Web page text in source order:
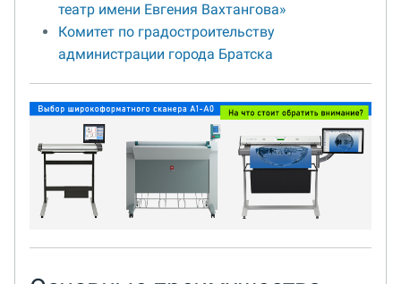
театр имени Евгения Вахтангова»
Комитет по градостроительству
администрации города Братска